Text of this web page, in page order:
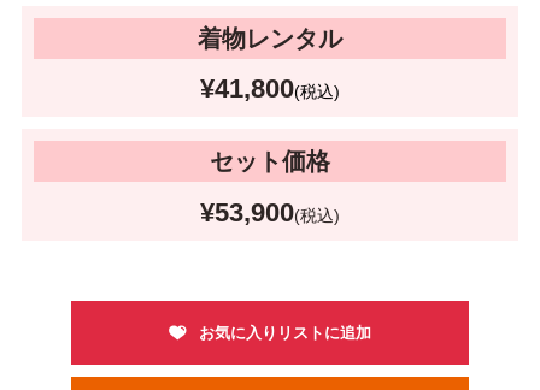
着物レンタル
¥41,800(税込)
セット価格
¥53,900(税込)